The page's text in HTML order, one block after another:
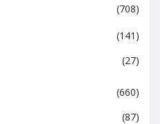
(708)
(141)
(27)
(660)
(87)